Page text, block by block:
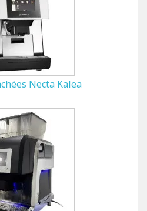
Necta Kalea